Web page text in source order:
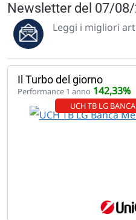
Newsletter del 07/
Leggi i migliori
Il Turbo del giorno
Performance 1 anno 142,33%
UCH TB LG